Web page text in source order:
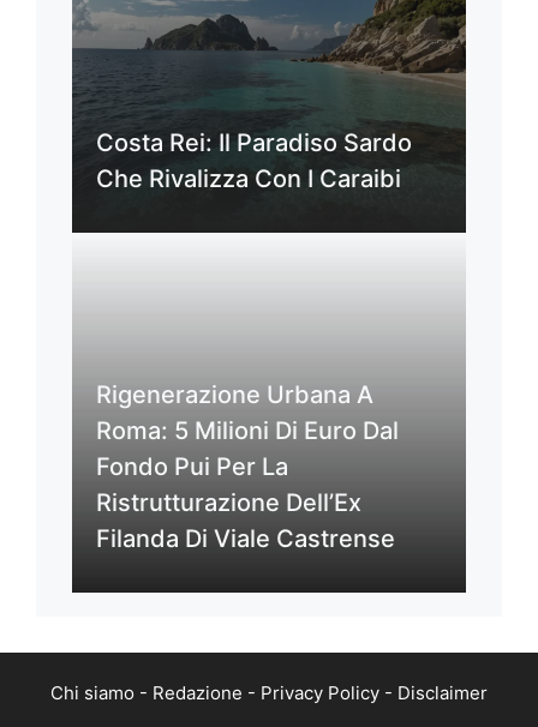
Costa Rei: Il Paradiso Sardo
Che Rivalizza Con I Caraibi
Rigenerazione Urbana A
Roma: 5 Milioni Di Euro Dal
Fondo Pui Per La
Ristrutturazione Dell’Ex
Filanda Di Viale Castrense
Chi siamo - Redazione - Privacy Policy - Disclaimer